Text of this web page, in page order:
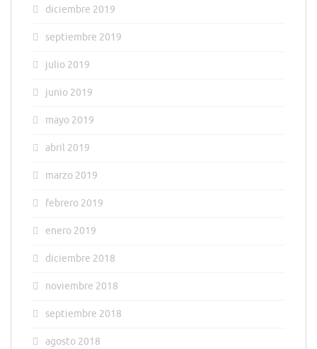
diciembre 2019
septiembre 2019
julio 2019
junio 2019
mayo 2019
abril 2019
marzo 2019
febrero 2019
enero 2019
diciembre 2018
noviembre 2018
septiembre 2018
agosto 2018